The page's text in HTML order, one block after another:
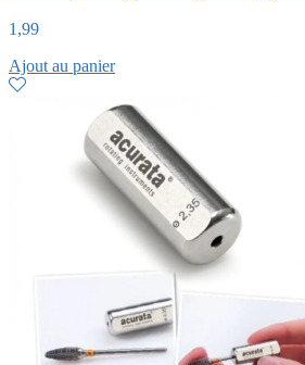
1,99
Ajout au panier